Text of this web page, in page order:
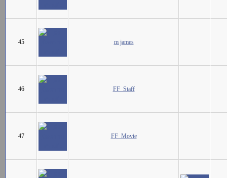
45 m james
46 FF_Staff
47 FF_Movie